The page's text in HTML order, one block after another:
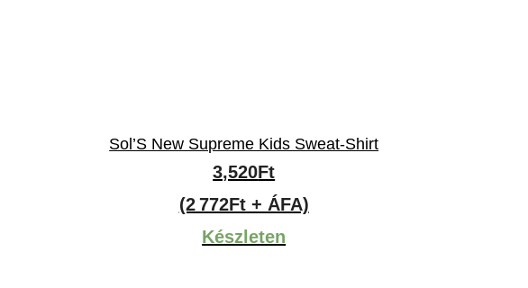
Sol’S New Supreme Kids Sweat-Shirt
3,520Ft
(2 772Ft + ÁFA)
Készleten